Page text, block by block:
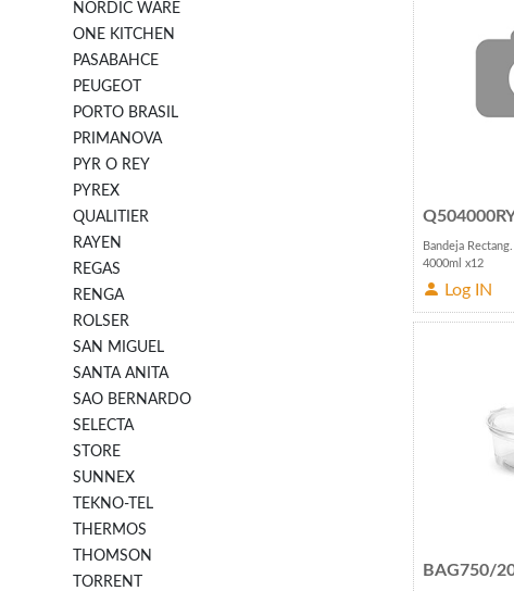
NORDIC WARE
ONE KITCHEN
PASABAHCE
PEUGEOT
PORTO BRASIL
PRIMANOVA
PYR O REY
PYREX
QUALITIER
RAYEN
REGAS
RENGA
ROLSER
SAN MIGUEL
SANTA ANITA
SAO BERNARDO
SELECTA
STORE
SUNNEX
TEKNO-TEL
THERMOS
THOMSON
TORRENT
Bandeja
4000ml x12
Log IN
BAG750/